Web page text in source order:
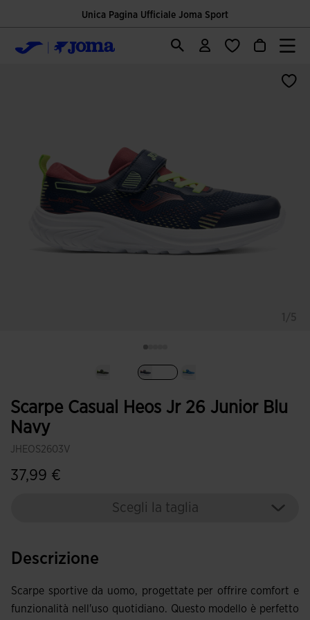
Unica Pagina Ufficiale Joma Sport
Scarpe Casual Heos Jr 26 Junior Blu
Navy
JHEOS2603V
37,99 €
Scegli la taglia
Descrizione
Scarpe sportive da uomo, progettate per offrire comfort e
funzionalità nell'uso quotidiano. Questo modello è perfetto